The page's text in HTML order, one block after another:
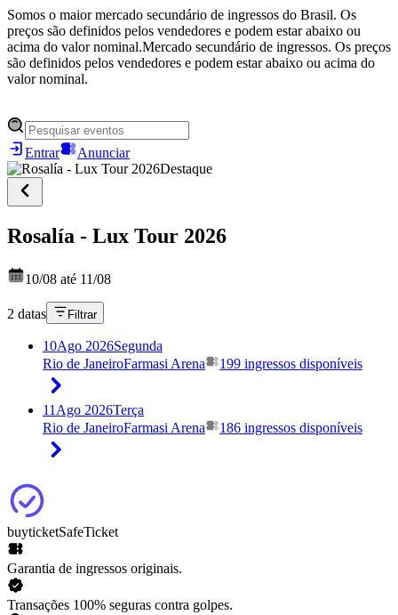
Somos o maior mercado secundário de ingressos do Brasil. Os
preços são definidos pelos vendedores e podem estar abaixo ou
acima do valor nominal.Mercado secundário de ingressos. Os preços
são definidos pelos vendedores e podem estar abaixo ou acima do
valor nominal.
Entrar
Anunciar
Destaque
Rosalía - Lux Tour 2026
10/08 até 11/08
2 datas Filtrar
10Ago 2026Segunda
Rio de JaneiroFarmasi Arena 199 ingressos disponíveis
11 Ago 2026Terça
Rio de JaneiroFarmasi Arena 186 ingressos disponíveis
buyticketSafeTicket
Garantia de ingressos originais.
Transações 100% seguras contra golpes.